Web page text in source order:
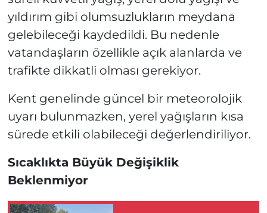
yıldırım gibi olumsuzlukların meydana
gelebileceği kaydedildi. Bu nedenle
vatandaşların özellikle açık alanlarda ve
trafikte dikkatli olması gerekiyor.
Kent genelinde güncel bir meteorolojik
uyarı bulunmazken, yerel yağışların kısa
sürede etkili olabileceği değerlendiriliyor.
Sıcaklıkta Büyük Değişiklik
Beklenmiyor